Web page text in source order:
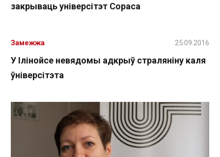
закрываць універсітэт Сораса
У Ілінойсе невядомы адкрыў страляніну каля
ўніверсітэта
Замежжа 25.09.2016